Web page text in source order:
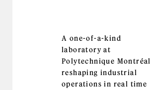
A one-of-a-kind
laboratory at
Polytechnique Montréal
reshaping industrial
operations in real time